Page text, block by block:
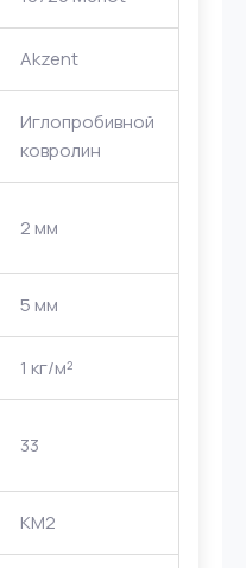
Akzent
Иглопробивной
ковролин
2 мм
5 мм
1 кг/м²
33
КМ2